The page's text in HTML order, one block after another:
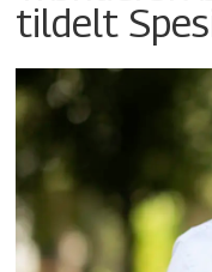
tildelt